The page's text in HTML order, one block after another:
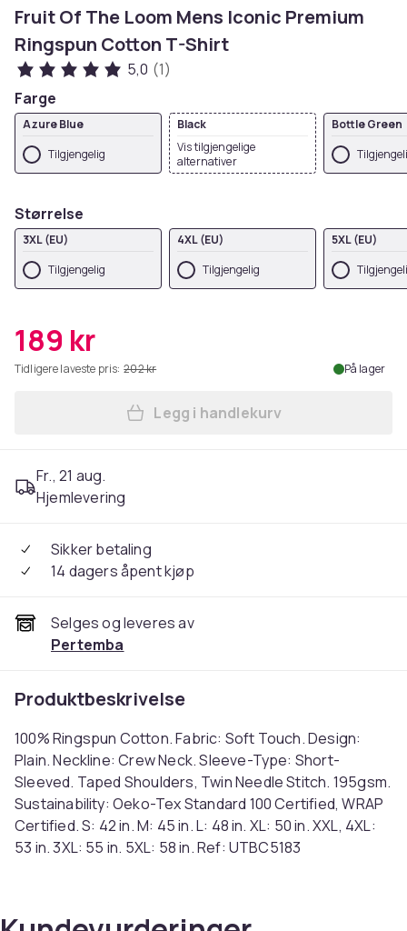
Fruit Of The Loom Mens Iconic Premium
Ringspun Cotton T-Shirt
5,0 (1)
Farge
Azure Blue
Tilgjengelig
Black
Vis tilgjengelige
alternativer
Bottle Green
Størrelse
3XL (EU)
Tilgjengelig
4XL (EU)
Tilgjengelig
5XL (EU)
189 kr
Tidligere laveste pris: 202 kr På lager
Legg Fruit Of The Loom
Legg i handlekurv
Fr., 21 aug.
Hjemlevering
Sikker betaling
14 dagers åpent kjøp
Selges og leveres av
Pertemba
Produktbeskrivelse
100% Ringspun Cotton. Fabric: Soft Touch. Design:
Plain. Neckline: Crew Neck. Sleeve-Type: Short-
Sleeved. Taped Shoulders, Twin Needle Stitch. 195gsm.
Sustainability: Oeko-Tex Standard 100 Certified, WRAP
Certified. S: 42 in. M: 45 in. L: 48 in. XL: 50 in. XXL, 4XL:
53 in. 3XL: 55 in. 5XL: 58 in. Ref: UTBC5183